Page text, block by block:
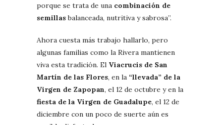
porque se trata de una combinación de
semillasbalanceada, nutritiva y sabrosa”.
Ahora cuesta más trabajo hallarlo, pero
algunas familias como la Rivera mantienen
viva esta tradición. El Viacrucis de San
Martín de las Flores, en la “llevada” de la
Virgen de Zapopan, el 12 de octubre y en la
fiesta de la Virgen de Guadalupe, el 12 de
diciembre con un poco de suerte aún es